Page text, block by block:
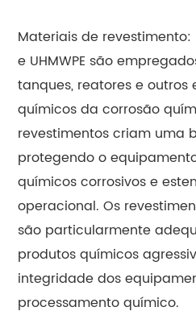
Materiais de revestimento:
e UHMWPE são
tanques, reatores e outros
químicos da corrosão
revestimentos criam uma
protegendo o
químicos corrosivos e
operacional. Os
são particularmente
produtos químicos
integridade dos
processamento químico.